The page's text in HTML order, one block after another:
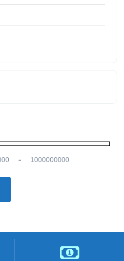
Minimum Price
-
Maximum Price